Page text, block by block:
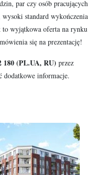
par czy osób pracujących
standard wykończenia
to wyjątkowa oferta na rynku
się na prezentację!
180 (PL.UA, RU) przez
dodatkowe informacje.